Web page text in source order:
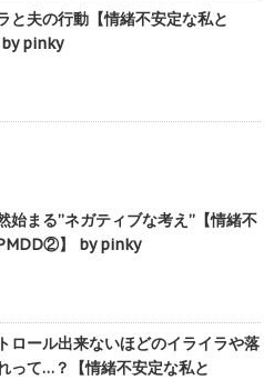
と夫の行動【情緒不安定な私と
pinky
始まる”ネガティブな考え”【情緒不
】 by pinky
ロール出来ないほどのイライラや落
って…？【情緒不安定な私と